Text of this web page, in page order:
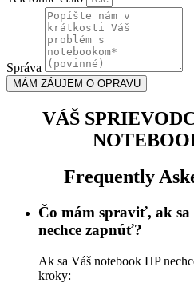
Správa
MÁM ZÁUJEM O OPRAVU
VÁŠ
Frequently
Čo mám spraviť, ak
nechce zapnúť?
Ak sa Váš notebook HP
kroky: